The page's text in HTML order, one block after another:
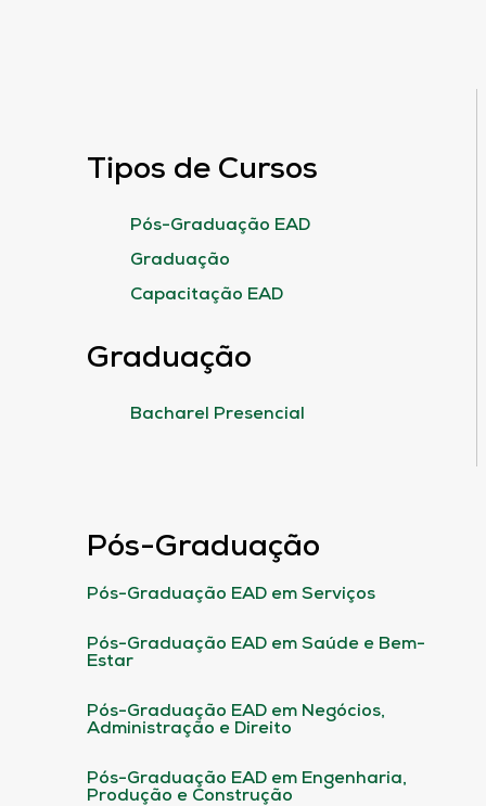
Tipos de Cursos
Pós-Graduação EAD
Graduação
Capacitação EAD
Graduação
Bacharel Presencial
Pós-Graduação
Pós-Graduação EAD em Serviços
Pós-Graduação EAD em Saúde e Bem-
Estar
Pós-Graduação EAD em Negócios,
Administração e Direito
Pós-Graduação EAD em Engenharia,
Produção e Construção